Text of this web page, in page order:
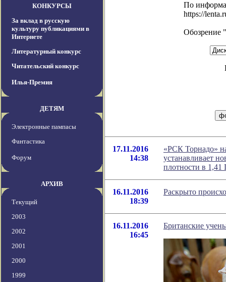
КОНКУРСЫ
За вклад в русскую
культуру публикациями в
Интернете
Литературный конкурс
Читательский конкурс
Илья-Премия
ДЕТЯМ
Электронные пампасы
Фантастика
Форум
АРХИВ
Текущий
2003
2002
2001
2000
1999
По
https://
Обозрение "
17.11.2016
14:38
«РСК Торнадо»
устанавливает
плотности в
16.11.2016
18:39
Раскрыто
16.11.2016
16:45
Британские